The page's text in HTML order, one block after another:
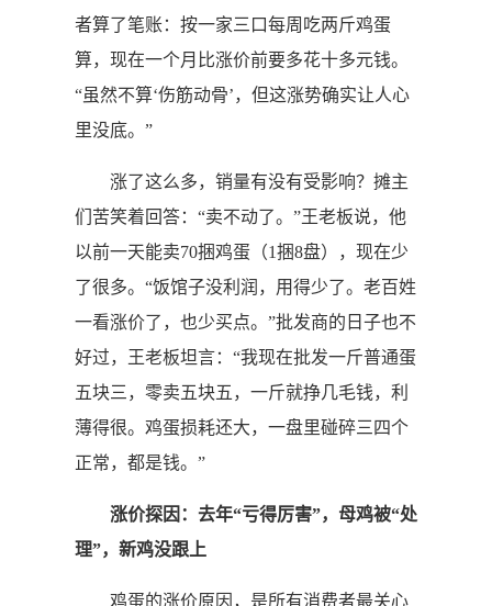
者算了笔账：按一家三口每周吃两斤鸡蛋
算，现在一个月比涨价前要多花十多元钱。
“虽然不算‘伤筋动骨’，但这涨势确实让人心
里没底。”
涨了这么多，销量有没有受影响？摊主
们苦笑着回答：“卖不动了。”王老板说，他
以前一天能卖70捆鸡蛋（1捆8盘），现在少
了很多。“饭馆子没利润，用得少了。老百姓
一看涨价了，也少买点。”批发商的日子也不
好过，王老板坦言：“我现在批发一斤普通蛋
五块三，零卖五块五，一斤就挣几毛钱，利
薄得很。鸡蛋损耗还大，一盘里碰碎三四个
正常，都是钱。”
涨价探因：去年“亏得厉害”，母鸡被“处
理”，新鸡没跟上
鸡蛋的涨价原因，是所有消费者最关心